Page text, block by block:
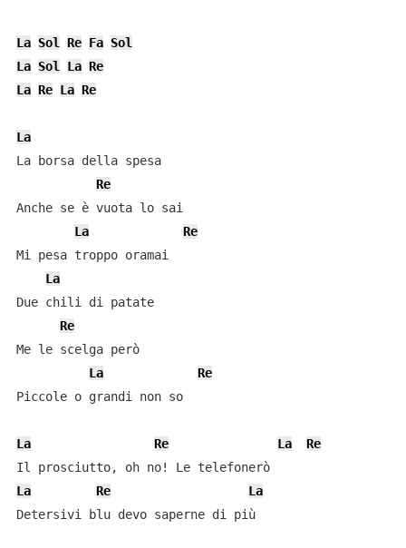
La Sol Re Fa Sol
La Sol La Re
La Re La Re
La
La borsa della spesa
Re
Anche se è vuota lo sai
La
Re
Mi pesa troppo oramai
La
Due chili di patate
Re
Me le scelga però
La
Re
Piccole o grandi non so
La Re La
Re
Il prosciutto, oh no! Le telefonerò
La
Re
La
Detersivi blu devo saperne di più